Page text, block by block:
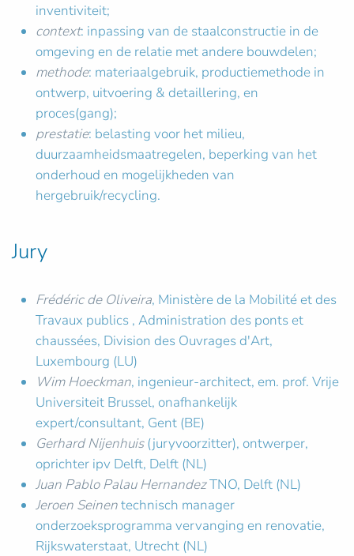
inventiviteit;
context: inpassing van de staalconstructie in de
omgeving en de relatie met andere bouwdelen;
methode: materiaalgebruik, productiemethode in
ontwerp, uitvoering & detaillering, en
proces(gang);
prestatie: belasting voor het milieu,
duurzaamheidsmaatregelen, beperking van het
onderhoud en mogelijkheden van
hergebruik/recycling.
Jury
Frédéric de Oliveira, Ministère de la Mobilité et des
Travaux publics , Administration des ponts et
chaussées, Division des Ouvrages d'Art,
Luxembourg (LU)
Wim Hoeckman, ingenieur-architect, em. prof. Vrije
Universiteit Brussel, onafhankelijk
expert/consultant, Gent (BE)
Gerhard Nijenhuis(juryvoorzitter), ontwerper,
oprichter ipv Delft, Delft (NL)
Juan Pablo Palau HernandezTNO, Delft (NL)
Jeroen Seinentechnisch manager
onderzoeksprogramma vervanging en renovatie,
Rijkswaterstaat, Utrecht (NL)